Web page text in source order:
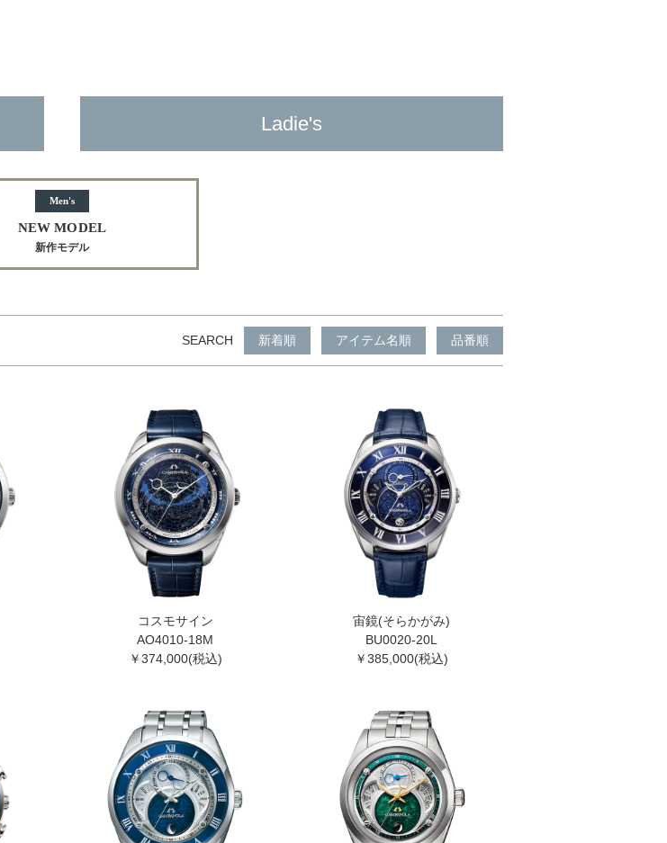
Ladie's
Men's
NEW MODEL
新作モデル
SEARCH 新着順 アイテム名順 品番順
コスモサイン
AO4010-18M
￥374,000(税込)
宙鏡(そらかがみ)
BU0020-20L
￥385,000(税込)